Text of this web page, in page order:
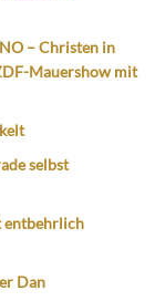
– Christen in
Mauershow mit
selbst
entbehrlich
Dan